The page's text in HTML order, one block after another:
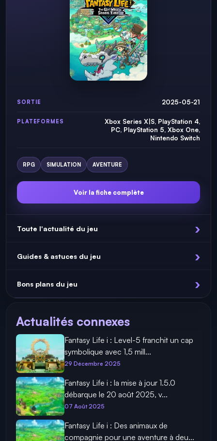
SORTIE 2025-05-21
PLATEFORMES
Xbox Series X|S, PlayStation 4,
PC, PlayStation 5, Xbox One,
Nintendo Switch
RPG SIMULATION AVENTURE
Voir la fiche complète
Toute l'actualité du jeu
Guides & astuces du jeu
Bons plans du jeu
Actualités connexes
Fantasy Life i : Level-5 franchit un cap
symbolique avec 1,5 mill...
29 Décembre 2025
Fantasy Life i : la mise à jour 1.5.0
débarque le 20 août 2025, v...
07 Août 2025
Fantasy Life i : Des animaux de
compagnie pour une aventure à deu...